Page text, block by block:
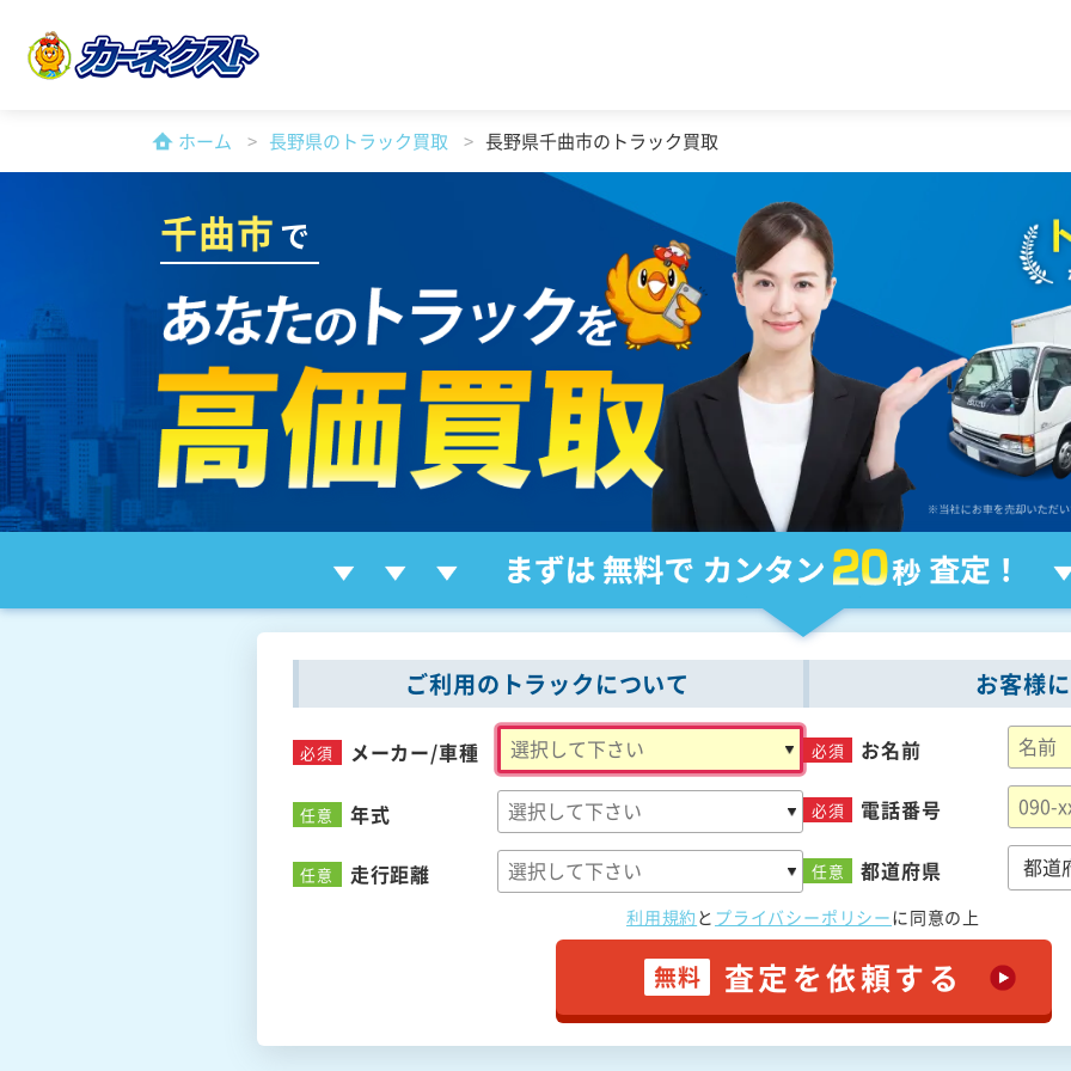
ホーム 長野県のトラック買取 長野県千曲市のトラック買取
千曲市で
ご利用のトラックについて
必須 メーカー/車種
任意 年式
任意 走行距離
お客様
必須 お名前
必須 電話番号
任意 都道府県
利用規約 と プライバシーポリシーに同意の上
無料 査定を依頼する